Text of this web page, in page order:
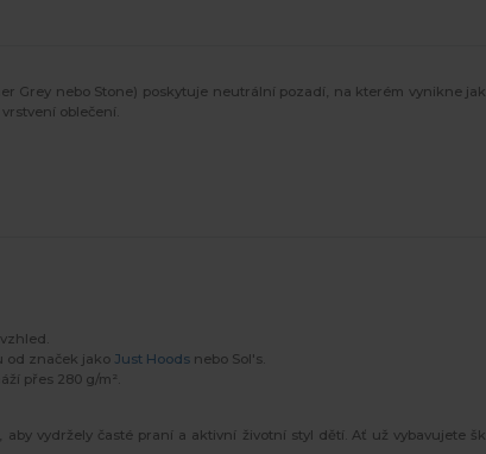
Grey nebo Stone) poskytuje neutrální pozadí, na kterém vynikne
oblečení.
od značek jako Just Hoods nebo Sol's.
přes 280 g/m².
vydržely časté praní a aktivní životní styl dětí. Ať už vybavujete